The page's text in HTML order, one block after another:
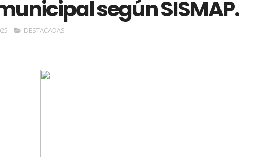
según SISMAP.
DESTACADAS